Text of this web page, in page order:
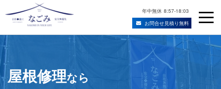
Skip
to
content
年中無休 8:57-18:03
お問合せ見積り無料
宮城県仙台市の屋根修理・雨漏り修理業者
屋根修理なら